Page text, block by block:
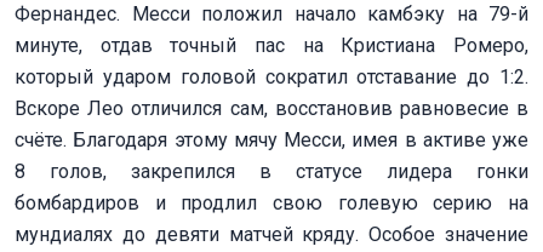
Фернандес. Месси положил начало камбэку на 79-й
минуте, отдав точный пас на Кристиана Ромеро,
который ударом головой сократил отставание до 1:2.
Вскоре Лео отличился сам, восстановив равновесие в
счёте. Благодаря этому мячу Месси, имея в активе уже
8 голов, закрепился в статусе лидера гонки
бомбардиров и продлил свою голевую серию на
мундиалях до девяти матчей кряду. Особое значение